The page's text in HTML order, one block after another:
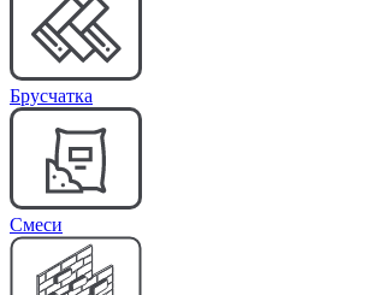
Брусчатка
Cмеси